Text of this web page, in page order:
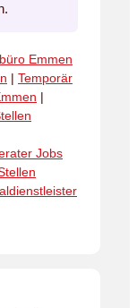
Emmen
| Temporär
|
Jobs